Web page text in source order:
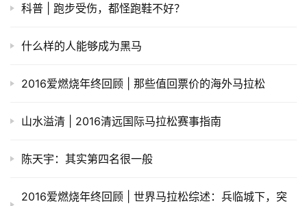
科普 | 跑步受伤，都怪跑鞋不好？
什么样的人能够成为黑马
2016爱燃烧年终回顾 | 那些值回票价的海外马拉松
山水溢清 | 2016清远国际马拉松赛事指南
陈天宇：其实第四名很一般
2016爱燃烧年终回顾 | 世界马拉松综述：兵临城下，突